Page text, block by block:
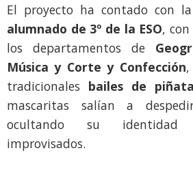
El proyecto ha contado con
alumnado de 3º de la ESO,
los departamentos de
Música y Corte y Confección
tradicionales bailes de piñata
mascaritas salían a
ocultando su identidad
improvisados.